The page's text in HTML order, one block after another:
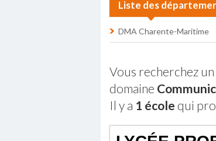
Liste des
DMA Charente-Maritime
Vous recherchez un
domaine
Il y a 1 école qui